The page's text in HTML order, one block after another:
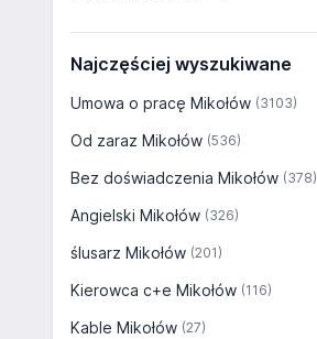
Najczęściej wyszukiwane
Umowa o pracę Mikołów (3103)
Od zaraz Mikołów (536)
Bez doświadczenia Mikołów (378)
Angielski Mikołów (326)
ślusarz Mikołów (201)
Kierowca c+e Mikołów (116)
Kable Mikołów (27)